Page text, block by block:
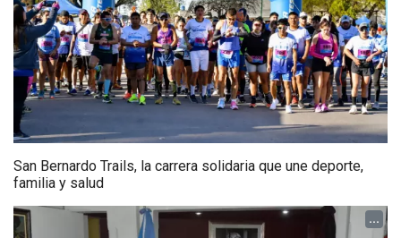
San Bernardo Trails, la carrera solidaria que une deporte,
familia y salud
...